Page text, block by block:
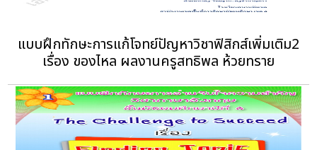
แบบฝึกทักษะการแก้โจทย์ปัญหาวิชาฟิสิกส์เพิ่มเติม2
เรื่อง ของไหล ผลงานครูสทธิพล ห้วยทราย